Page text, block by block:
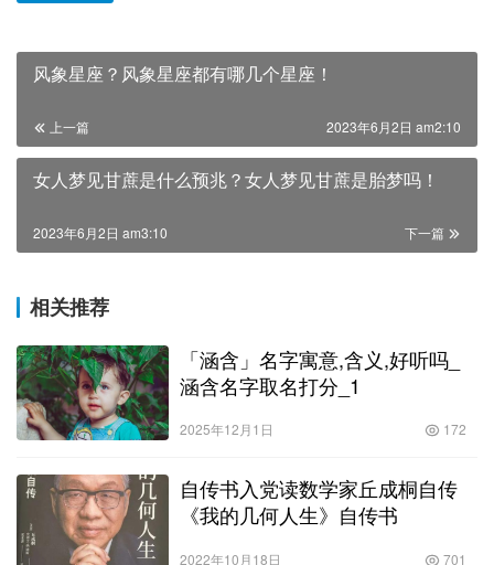
风象星座？风象星座都有哪几个星座！
上一篇 2023年6月2日 am2:10
女人梦见甘蔗是什么预兆？女人梦见甘蔗是胎梦吗！
下一篇
2023年6月2日 am3:10
相关推荐
「涵含」名字寓意,含义,好听吗_
涵含名字取名打分_1
2025年12月1日 172
自传书入党读数学家丘成桐自传
《我的几何人生》自传书
2022年10月18日 701